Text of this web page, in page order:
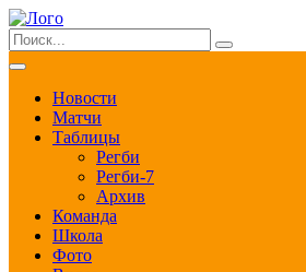
Новости
Матчи
Таблицы
Регби
Регби-7
Архив
Команда
Школа
Фото